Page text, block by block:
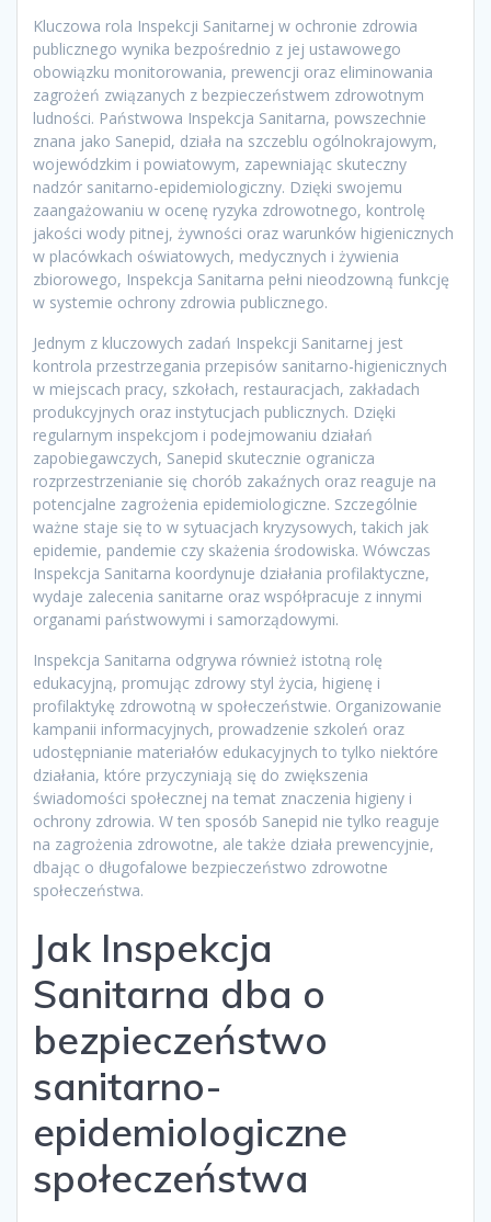
Kluczowa rola Inspekcji Sanitarnej w ochronie zdrowia
publicznego wynika bezpośrednio z jej ustawowego
obowiązku monitorowania, prewencji oraz eliminowania
zagrożeń związanych z bezpieczeństwem zdrowotnym
ludności. Państwowa Inspekcja Sanitarna, powszechnie
znana jako Sanepid, działa na szczeblu ogólnokrajowym,
wojewódzkim i powiatowym, zapewniając skuteczny
nadzór sanitarno-epidemiologiczny. Dzięki swojemu
zaangażowaniu w ocenę ryzyka zdrowotnego, kontrolę
jakości wody pitnej, żywności oraz warunków higienicznych
w placówkach oświatowych, medycznych i żywienia
zbiorowego, Inspekcja Sanitarna pełni nieodzowną funkcję
w systemie ochrony zdrowia publicznego.
Jednym z kluczowych zadań Inspekcji Sanitarnej jest
kontrola przestrzegania przepisów sanitarno-higienicznych
w miejscach pracy, szkołach, restauracjach, zakładach
produkcyjnych oraz instytucjach publicznych. Dzięki
regularnym inspekcjom i podejmowaniu działań
zapobiegawczych, Sanepid skutecznie ogranicza
rozprzestrzenianie się chorób zakaźnych oraz reaguje na
potencjalne zagrożenia epidemiologiczne. Szczególnie
ważne staje się to w sytuacjach kryzysowych, takich jak
epidemie, pandemie czy skażenia środowiska. Wówczas
Inspekcja Sanitarna koordynuje działania profilaktyczne,
wydaje zalecenia sanitarne oraz współpracuje z innymi
organami państwowymi i samorządowymi.
Inspekcja Sanitarna odgrywa również istotną rolę
edukacyjną, promując zdrowy styl życia, higienę i
profilaktykę zdrowotną w społeczeństwie. Organizowanie
kampanii informacyjnych, prowadzenie szkoleń oraz
udostępnianie materiałów edukacyjnych to tylko niektóre
działania, które przyczyniają się do zwiększenia
świadomości społecznej na temat znaczenia higieny i
ochrony zdrowia. W ten sposób Sanepid nie tylko reaguje
na zagrożenia zdrowotne, ale także działa prewencyjnie,
dbając o długofalowe bezpieczeństwo zdrowotne
społeczeństwa.
Jak Inspekcja
Sanitarna dba o
bezpieczeństwo
sanitarno-
epidemiologiczne
społeczeństwa